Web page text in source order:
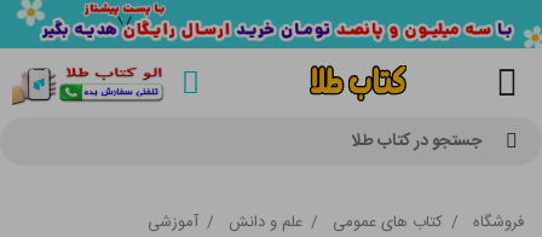
جستجو در کتاب طلا
فروشگاه / کتاب های عمومی / علم و دانش / آموزشی